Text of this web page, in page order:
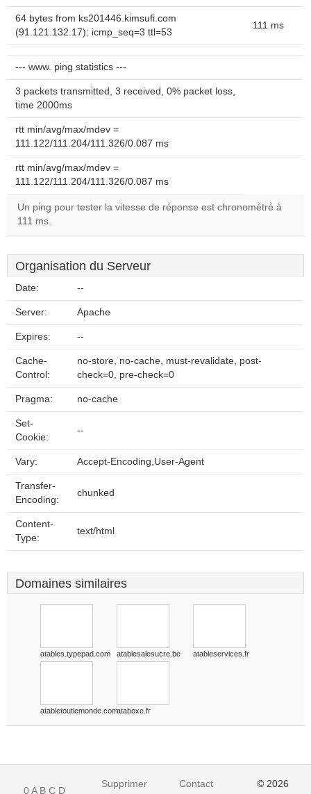
64 bytes from ks201446.kimsufi.com
(91.121.132.17): icmp_seq=3 ttl=53
111 ms
--- www. ping statistics ---
3 packets transmitted, 3 received, 0% packet loss,
time 2000ms
rtt min/avg/max/mdev =
111.122/111.204/111.326/0.087 ms
rtt min/avg/max/mdev =
111.122/111.204/111.326/0.087 ms
Un ping pour tester la vitesse de réponse est chronométré à
111 ms.
Organisation du Serveur
Date: --
Server: Apache
Expires: --
Cache-
Control:
no-store, no-cache, must-revalidate, post-
check=0, pre-check=0
Pragma: no-cache
Set-
Cookie:
--
Vary: Accept-Encoding,User-Agent
Transfer-
Encoding:
chunked
Content-
Type:
text/html
Domaines similaires
atables.typepad.com atablesalesucre.be atableservices.fr
atabletoutlemonde.comataboxe.fr
0A B C D
Supprimer Contact © 2026